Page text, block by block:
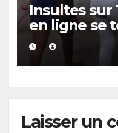
Insultes sur
en ligne se
parquet
Laisser un